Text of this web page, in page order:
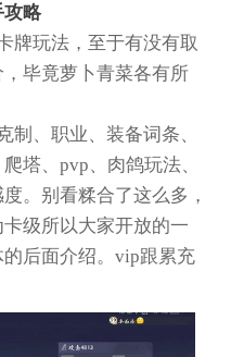
攻略
牌玩法，至于有没有取
毕竟萝卜青菜各有所
制、职业、装备词条、
塔、pvp、肉鸽玩法、
。别看糅合了这么多，
级所以大家开放的一
后面介绍。vip跟累充